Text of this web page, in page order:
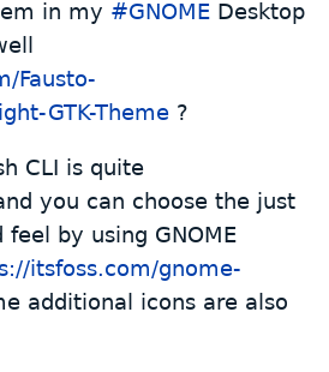
in my #GNOME Desktop
Fausto-
GTK-Theme ?
CLI is quite
you can choose the just
by using GNOME
itsfoss.com/gnome-
additional icons are also